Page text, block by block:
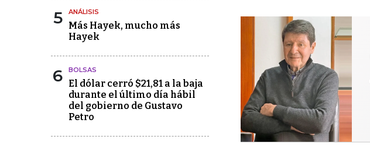
5 ANÁLISIS
Más Hayek, mucho más
Hayek
6 BOLSAS
El dólar cerró $21,81 a la baja
durante el último día hábil
del gobierno de Gustavo
Petro